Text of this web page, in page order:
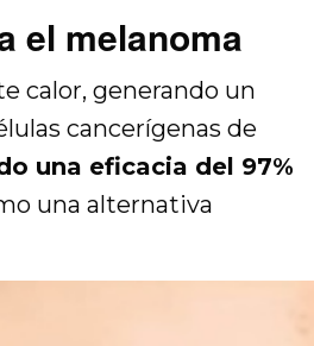
el melanoma
calor, generando un
cancerígenas de
una eficacia del 97%
una alternativa